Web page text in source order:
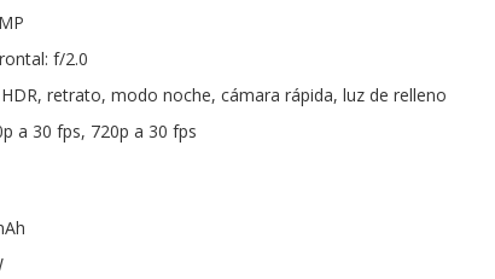
f/2.0
retrato, modo noche, cámara rápida, luz de relleno
a 30 fps, 720p a 30 fps